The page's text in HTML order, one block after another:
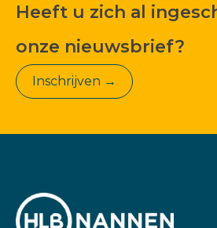
Heeft u zich al
onze nieuwsbrief?
Inschrijven →